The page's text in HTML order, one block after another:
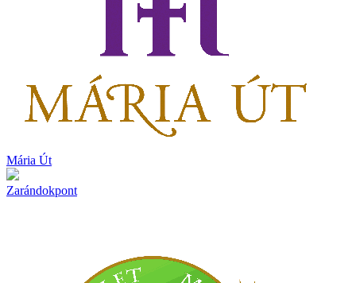
Mária Út
Zarándokpont